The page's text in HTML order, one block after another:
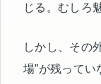
じる。むしろ
しかし、その
場”が残ってい